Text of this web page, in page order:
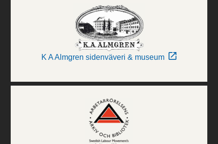
K A Almgren sidenväveri & museum